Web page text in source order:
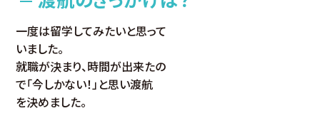
一度は留学してみたいと思って
いました。
就職が決まり、時間が出来たの
で「今しかない！」と思い渡航
を決めました。